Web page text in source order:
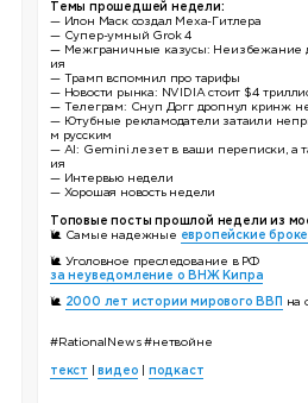
Темы прошедшей недели:
— Илон Маск создал Меха-Гитлера
— Супер-умный Grok 4
— Межграничные казусы: Неизбежание
ия
— Трамп вспомнил про тарифы
— Новости рынка: NVIDIA стоит $4
— Телеграм: Снуп Догг дропнул кринж
— Ютубные рекламодатели затаили
м русским
— AI: Gemini лезет в ваши переписки, а
ия
— Интервью недели
— Хорошая новость недели
Топовые посты прошлой недели из
🐌 Самые надежные европейские
🐌 Уголовное преследование в РФ
за неуведомление о ВНЖ Кипра
🐌 2000 лет истории мирового ВВП на
#RationalNews #нетвойне
текст видео подкаст